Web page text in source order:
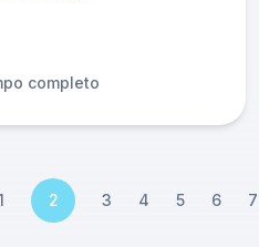
completo
2 3 4 5 6 7